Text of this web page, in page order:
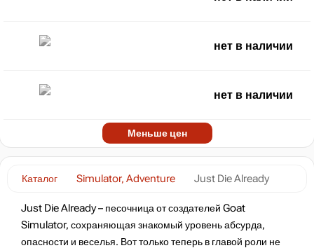
Каталог Simulator, Adventure Just Die Already
Just Die Already – песочница от создателей Goat
Simulator, сохраняющая знакомый уровень абсурда,
опасности и веселья. Вот только теперь в главой роли не
нет в наличии
нет в наличии
Меньше цен